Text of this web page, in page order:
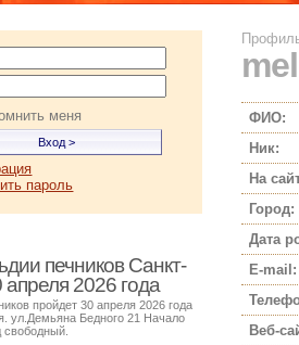
ФИО:
Ник:
На
Город:
Дата
E-mail:
Веб-
меня
пароль
печников Санкт-
2026 года
пройдет 30 апреля 2026 года
ул.Демьяна Бедного 21 Начало
свободный.